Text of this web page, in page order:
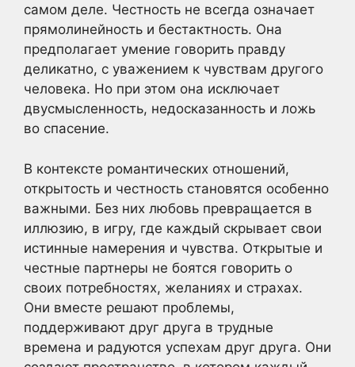
самом деле. Честность не всегда означает
прямолинейность и бестактность. Она
предполагает умение говорить правду
деликатно, с уважением к чувствам другого
человека. Но при этом она исключает
двусмысленность, недосказанность и ложь
во спасение.
В контексте романтических отношений,
открытость и честность становятся особенно
важными. Без них любовь превращается в
иллюзию, в игру, где каждый скрывает свои
истинные намерения и чувства. Открытые и
честные партнеры не боятся говорить о
своих потребностях, желаниях и страхах.
Они вместе решают проблемы,
поддерживают друг друга в трудные
времена и радуются успехам друг друга. Они